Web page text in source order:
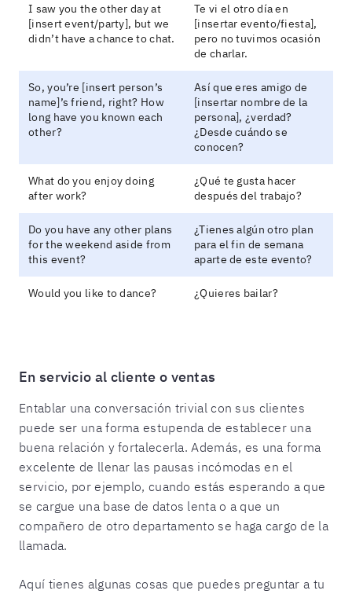
I saw you the other day at
[insert event/party], but we
didn’t have a chance to chat.
Te vi el otro día en
[insertar evento/fiesta],
pero no tuvimos ocasión
de charlar.
So, you’re [insert person’s
name]’s friend, right? How
long have you known each
other?
Así que eres amigo de
[insertar nombre de la
persona], ¿verdad?
¿Desde cuándo se
conocen?
What do you enjoy doing
after work?
¿Qué te gusta hacer
después del trabajo?
Do you have any other plans
for the weekend aside from
this event?
¿Tienes algún otro plan
para el fin de semana
aparte de este evento?
Would you like to dance? ¿Quieres bailar?
En servicio al cliente o ventas
Entablar una conversación trivial con sus clientes
puede ser una forma estupenda de establecer una
buena relación y fortalecerla. Además, es una forma
excelente de llenar las pausas incómodas en el
servicio, por ejemplo, cuando estás esperando a que
se cargue una base de datos lenta o a que un
compañero de otro departamento se haga cargo de la
llamada.
Aquí tienes algunas cosas que puedes preguntar a tu